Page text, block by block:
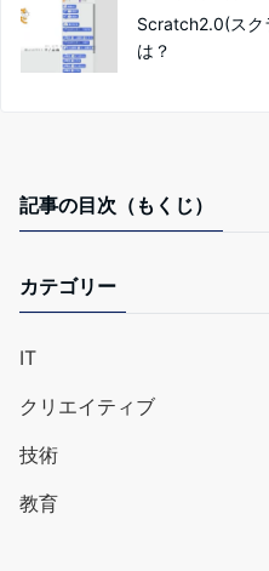
Scratch2.0(スク
は？
記事の目次（もくじ）
カテゴリー
IT
クリエイティブ
技術
教育